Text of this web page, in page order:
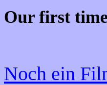
Our first
Noch ein